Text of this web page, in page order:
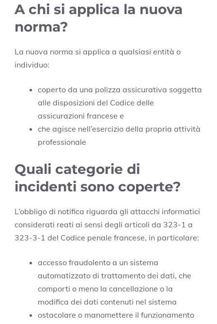
A chi si applica la nuova
norma?
La nuova norma si applica a qualsiasi entità o
individuo:
coperto da una polizza assicurativa soggetta
alle disposizioni del Codice delle
assicurazioni francese e
che agisce nell’esercizio della propria attività
professionale
Quali categorie di
incidenti sono coperte?
L’obbligo di notifica riguarda gli attacchi informatici
considerati reati ai sensi degli articoli da 323-1 a
323-3-1 del Codice penale francese, in particolare:
accesso fraudolento a un sistema
automatizzato di trattamento dei dati, che
comporti o meno la cancellazione o la
modifica dei dati contenuti nel sistema
ostacolare o manomettere il funzionamento